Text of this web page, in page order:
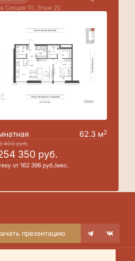
Секция 10, Этаж 20
62.3 м2
400руб.
350 руб.
от 162 396 руб./мес.
презентацию